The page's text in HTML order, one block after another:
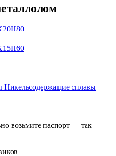
Никельсодержащие сплавы
возьмите паспорт — так